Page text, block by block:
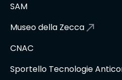
SAM
Museo della Zecca
CNAC
Sportello Tecnologie